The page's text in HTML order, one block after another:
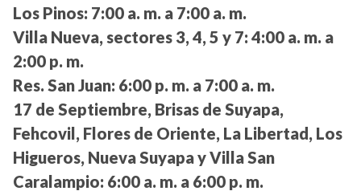
Los Pinos: 7:00 a. m. a 7:00 a. m.
Villa Nueva, sectores 3, 4, 5 y 7: 4:00 a. m. a
2:00 p. m.
Res. San Juan: 6:00 p. m. a 7:00 a. m.
17 de Septiembre, Brisas de Suyapa,
Fehcovil, Flores de Oriente, La Libertad, Los
Higueros, Nueva Suyapa y Villa San
Caralampio: 6:00 a. m. a 6:00 p. m.